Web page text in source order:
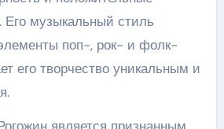
Его музыкальный стиль
поп-, рок- и фолк-
его творчество уникальным и